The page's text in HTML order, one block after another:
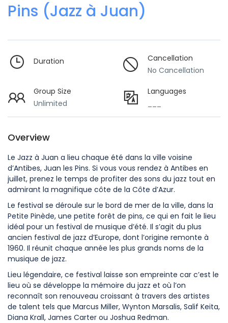
Pins (Jazz à Juan)
Duration
Cancellation
No Cancellation
Group Size
Unlimited
Languages
Overview
Le Jazz à Juan a lieu chaque été dans la ville voisine
d’Antibes, Juan les Pins. Si vous vous rendez à Antibes en
juillet, prenez le temps de profiter des sons du jazz tout en
admirant la magnifique côte de la Côte d’Azur.
Le festival se déroule sur le bord de mer de la ville, dans la
Petite Pinède, une petite forêt de pins, ce qui en fait le lieu
idéal pour un festival de musique d’été. Il s’agit du plus
ancien festival de jazz d’Europe, dont l’origine remonte à
1960. Il réunit chaque année les plus grands noms de la
musique de jazz.
Lieu légendaire, ce festival laisse son empreinte car c’est le
lieu où se développe la mémoire du jazz et où l’on
reconnaît son renouveau croissant à travers des artistes
de talent tels que Marcus Miller, Wynton Marsalis, Salif Keita,
Diana Krall, James Carter ou Joshua Redman.